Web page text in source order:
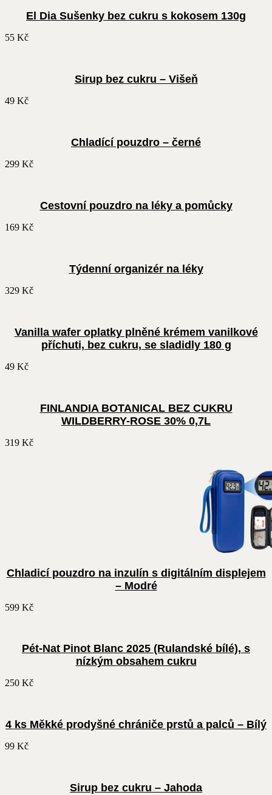
El Dia Sušenky bez cukru s kokosem 130g
55 Kč
Sirup bez cukru – Višeň
49 Kč
Chladící pouzdro – černé
299 Kč
Cestovní pouzdro na léky a pomůcky
169 Kč
Týdenní organizér na léky
329 Kč
Vanilla wafer oplatky plněné krémem vanilkové
příchuti, bez cukru, se sladidly 180 g
49 Kč
FINLANDIA BOTANICAL BEZ CUKRU
WILDBERRY-ROSE 30% 0,7L
319 Kč
Chladicí pouzdro na inzulín s digitálním displejem
– Modré
599 Kč
Pét-Nat Pinot Blanc 2025 (Rulandské bílé), s
nízkým obsahem cukru
250 Kč
4 ks Měkké prodyšné chrániče prstů a palců – Bílý
99 Kč
Sirup bez cukru – Jahoda